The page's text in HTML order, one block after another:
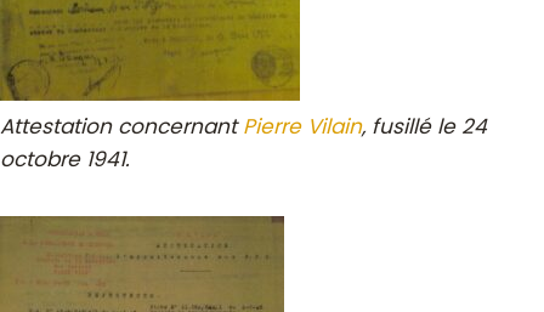
Attestation concernantPierre Vilain, fusillé le 24
octobre 1941.